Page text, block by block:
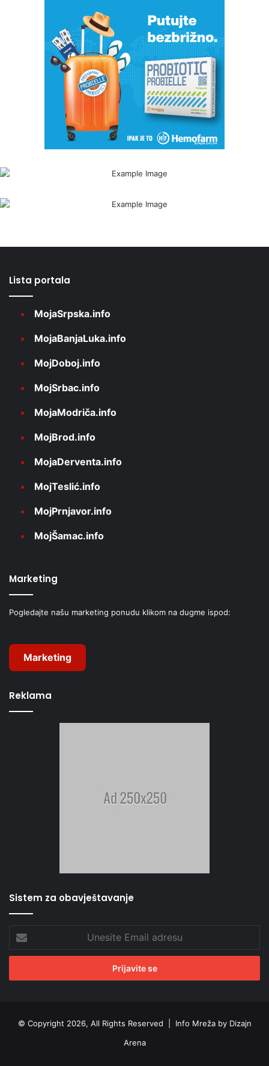
Lista portala
MojaSrpska.info
MojaBanjaLuka.info
MojDoboj.info
MojSrbac.info
MojaModriča.info
MojBrod.info
MojaDerventa.info
MojTeslić.info
MojPrnjavor.info
MojŠamac.info
Marketing
Pogledajte našu marketing ponudu klikom na dugme ispod:
Marketing
Reklama
Sistem za obavještavanje
Email
adresu
© Copyright 2026, All Rights Reserved | Info Mreža by Dizajn
Arena